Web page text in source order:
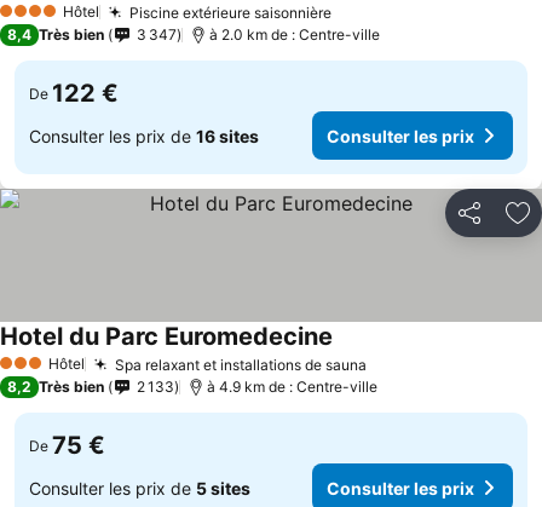
4 Étoiles Hôtel Piscine extérieure saisonnièreConsulter les prix
8,4 Très bien 3 347 à 2.0 km de : Centre-ville
De 122 €
Consulter les prix de 16 sites Consulter les prix
Partager
3 ÉtoilesHôtel Spa relaxant et installations de sauna
Hotel du Parc Euromedecine
8,2 Très bien 2 133 à 4.9 km de : Centre-ville
De 75 €
Consulter les prix de 5 sites Consulter les prix